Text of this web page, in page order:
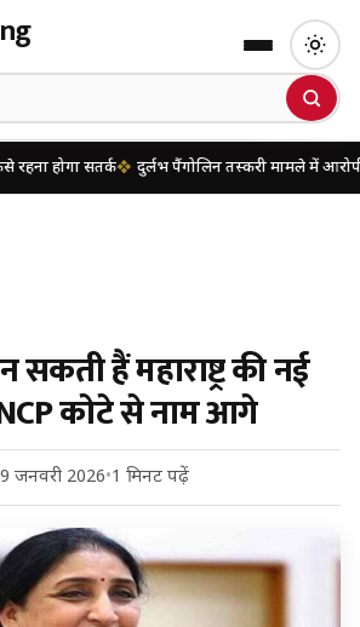
सतर्क दुर्लभ पैंगोलिन तस्करी मामले में आरोपी की
सकती हैं महाराष्ट्र की नई
कोटे से नाम आगे
जनवरी 2026•1 मिनट पढ़ें